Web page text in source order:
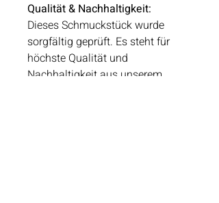
Qualität & Nachhaltigkeit:
Dieses Schmuckstück wurde
sorgfältig geprüft. Es steht für
höchste Qualität und
Nachhaltigkeit aus unserem